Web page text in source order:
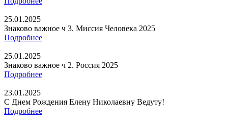
25.01.2025
Знаково важное ч 3. Миссия Человека 2025
Подробнее
25.01.2025
Знаково важное ч 2. Россия 2025
Подробнее
23.01.2025
С Днем Рождения Елену Николаевну Ведуту!
Подробнее